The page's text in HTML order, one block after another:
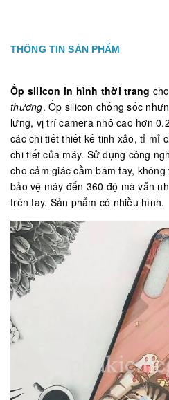
THÔNG TIN SẢN PHẨM
Ốp silicon in hình thời trang cho
thương. Ốp silicon chống sốc
lưng, vị trí camera nhô cao hơn
các chi tiết thiết kế tinh xảo, tỉ mỉ
chi tiết của máy. Sử dụng công
cho cảm giác cầm bám tay,
bảo vệ máy đến 360 độ mà vẫn
trên tay. Sản phẩm có nhiều hình.